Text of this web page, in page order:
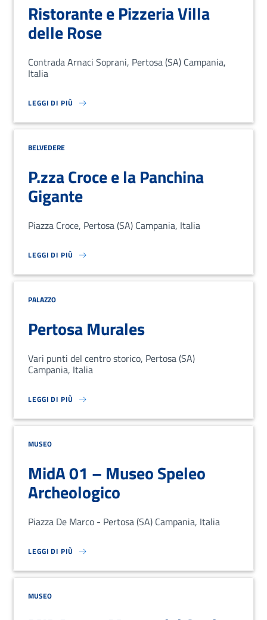
Ristorante e Pizzeria Villa
delle Rose
Contrada Arnaci Soprani, Pertosa (SA) Campania,
Italia
LEGGI DI PIÙ
SU LOREM IPSUM DOLOR SIT AMET, CONSECTETUR ADIPISCING
BELVEDERE
P.zza Croce e la Panchina
Gigante
Piazza Croce, Pertosa (SA) Campania, Italia
LEGGI DI PIÙ
SU LOREM IPSUM DOLOR SIT AMET, CONSECTETUR ADIPISCING
PALAZZO
Pertosa Murales
Vari punti del centro storico, Pertosa (SA)
Campania, Italia
LEGGI DI PIÙ
SU LOREM IPSUM DOLOR SIT AMET, CONSECTETUR ADIPISCING
MUSEO
MidA 01 – Museo Speleo
Archeologico
Piazza De Marco - Pertosa (SA) Campania, Italia
LEGGI DI PIÙ
SU LOREM IPSUM DOLOR SIT AMET, CONSECTETUR ADIPISCING
MUSEO